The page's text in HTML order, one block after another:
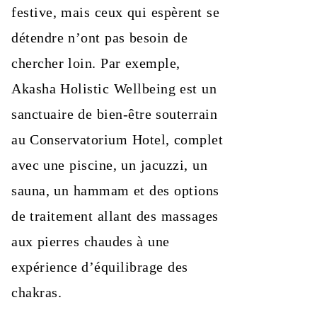
festive, mais ceux qui espèrent se
détendre n’ont pas besoin de
chercher loin. Par exemple,
Akasha Holistic Wellbeing est un
sanctuaire de bien-être souterrain
au Conservatorium Hotel, complet
avec une piscine, un jacuzzi, un
sauna, un hammam et des options
de traitement allant des massages
aux pierres chaudes à une
expérience d’équilibrage des
chakras.